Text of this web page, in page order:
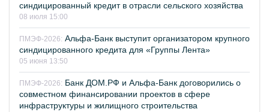
синдицированный кредит в отрасли сельского хозяйства
08 июля 15:00
ПМЭФ-2026: Альфа-Банк выступит организатором крупного
синдицированного кредита для «Группы Лента»
05 июня 13:50
ПМЭФ-2026: Банк ДОМ.РФ и Альфа-Банк договорились о
совместном финансировании проектов в сфере
инфраструктуры и жилищного строительства